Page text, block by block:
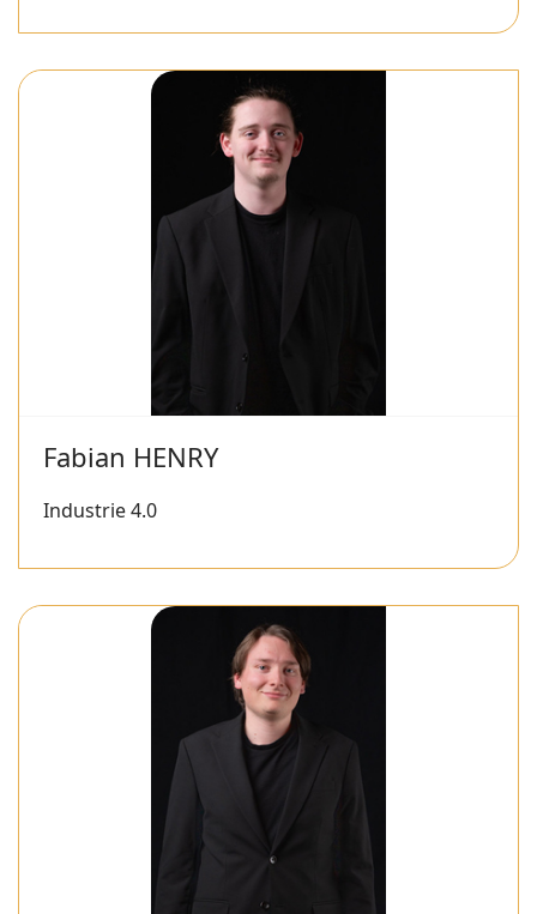
Fabian HENRY
Industrie 4.0